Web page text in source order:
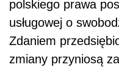
polskiego prawa
usługowej o
Zdaniem
zmiany przyniosą